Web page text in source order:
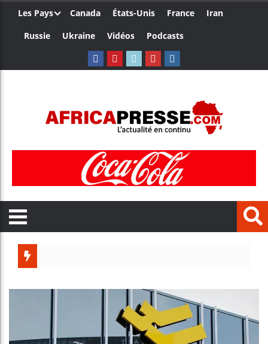
Les Pays Canada États-Unis France
Iran
Russie
Ukraine Vidéos Podcasts
Canada